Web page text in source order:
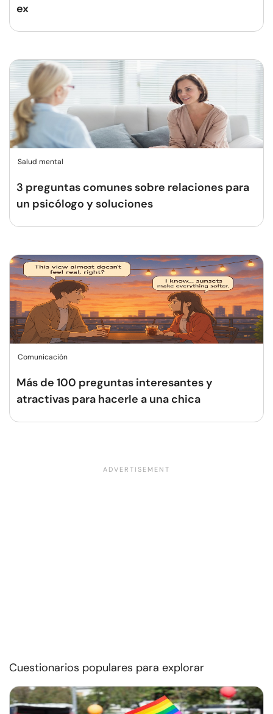
ex
Salud mental
3 preguntas comunes sobre relaciones para
un psicólogo y soluciones
Comunicación
Más de 100 preguntas interesantes y
atractivas para hacerle a una chica
Cuestionarios populares para explorar